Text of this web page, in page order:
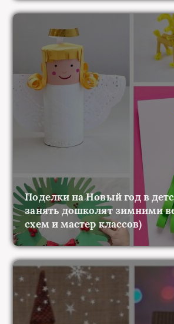
Поделки на Новый год в
занять дошколят зимними
схем и мастер классов)